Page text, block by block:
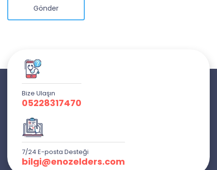
Gönder
Bize Ulaşın
05228317470
7/24 E-posta Desteği
bilgi@enozelders.com